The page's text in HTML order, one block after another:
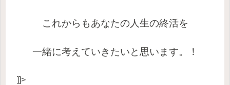
これからもあなたの人生の終活を
一緒に考えていきたいと思います。！
]]>